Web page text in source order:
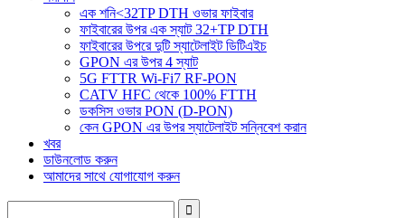
এক শনি<32TP DTH ওভার ফাইবার
ফাইবারের উপর এক স্যাট 32+TP DTH
ফাইবারের উপরে দুটি স্যাটেলাইট ডিটিএইচ
GPON এর উপর 4 স্যাট
5G FTTR Wi-Fi7 RF-PON
CATV HFC থেকে 100% FTTH
ডকসিস ওভার PON (D-PON)
কেন GPON এর উপর স্যাটেলাইট সন্নিবেশ করান
খবর
ডাউনলোড করুন
আমাদের সাথে যোগাযোগ করুন